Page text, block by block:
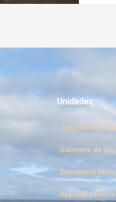
Unidades
Juzgado de
Gabinete de
Secretaría
Deporte y